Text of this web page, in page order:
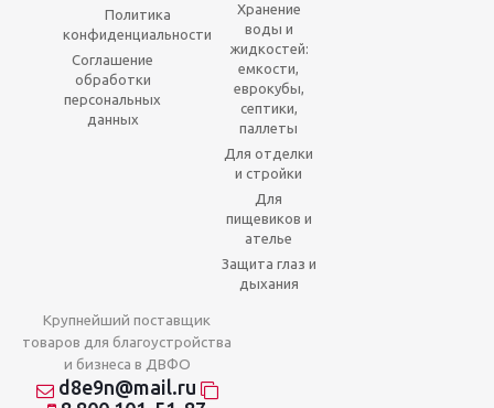
Политика
конфиденциальности
Соглашение
обработки
персональных
данных
Хранение
воды и
жидкостей:
емкости,
еврокубы,
септики,
паллеты
Для отделки
и стройки
Для
пищевиков и
ателье
Защита глаз и
дыхания
Крупнейший поставщик
товаров для благоустройства
и бизнеса в ДВФО
d8e9n@mail.ru